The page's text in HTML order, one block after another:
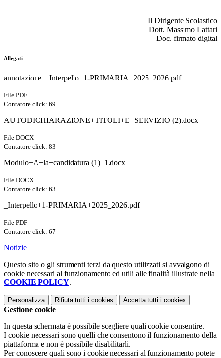
Il Dirigente Scolastico
Dott. Massimo Lattari
Doc. firmato digital
Allegati
annotazione__Interpello+1-PRIMARIA+2025_2026.pdf
File PDF
Contatore click: 69
AUTODICHIARAZIONE+TITOLI+E+SERVIZIO (2).docx
File DOCX
Contatore click: 83
Modulo+A+la+candidatura (1)_1.docx
File DOCX
Contatore click: 63
_Interpello+1-PRIMARIA+2025_2026.pdf
File PDF
Contatore click: 67
Notizie
Questo sito o gli strumenti terzi da questo utilizzati si avvalgono di
cookie necessari al funzionamento ed utili alle finalità illustrate nella
COOKIE POLICY.
Personalizza Rifiuta tutti i cookies Accetta tutti i cookies
Gestione cookie
In questa schermata è possibile scegliere quali cookie consentire.
I cookie necessari sono quelli che consentono il funzionamento della
piattaforma e non è possibile disabilitarli.
Per conoscere quali sono i cookie necessari al funzionamento potete